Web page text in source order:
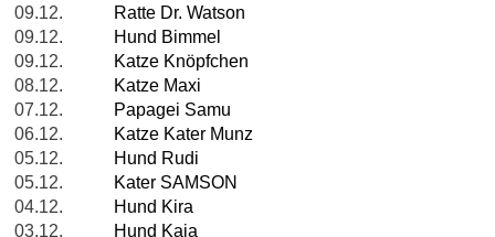
09.12.
Ratte Dr. Watson
09.12.
Hund Bimmel
09.12.
Katze Knöpfchen
08.12.
Katze Maxi
07.12.
Papagei Samu
06.12.
Katze Kater Munz
05.12.
Hund Rudi
05.12.
Kater SAMSON
04.12.
Hund Kira
03.12.
Hund Kaja